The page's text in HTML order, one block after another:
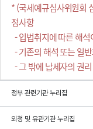
* (국세예규심사위원회
정사항
- 입법취지에 따른 해
- 기존의 해석 또는 일
- 그 밖에 납세자의 권
정부 관련기관 누리집
외청 및 유관기관 누리집